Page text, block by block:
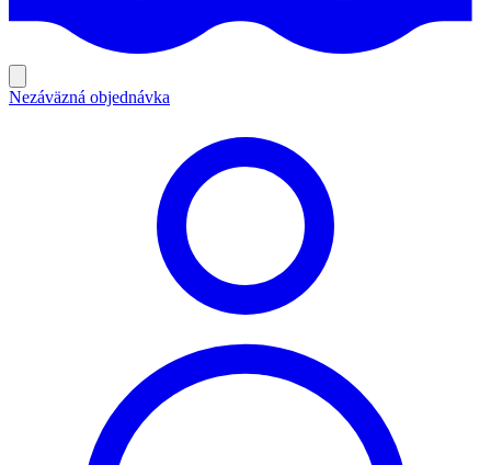
Nezáväzná objednávka